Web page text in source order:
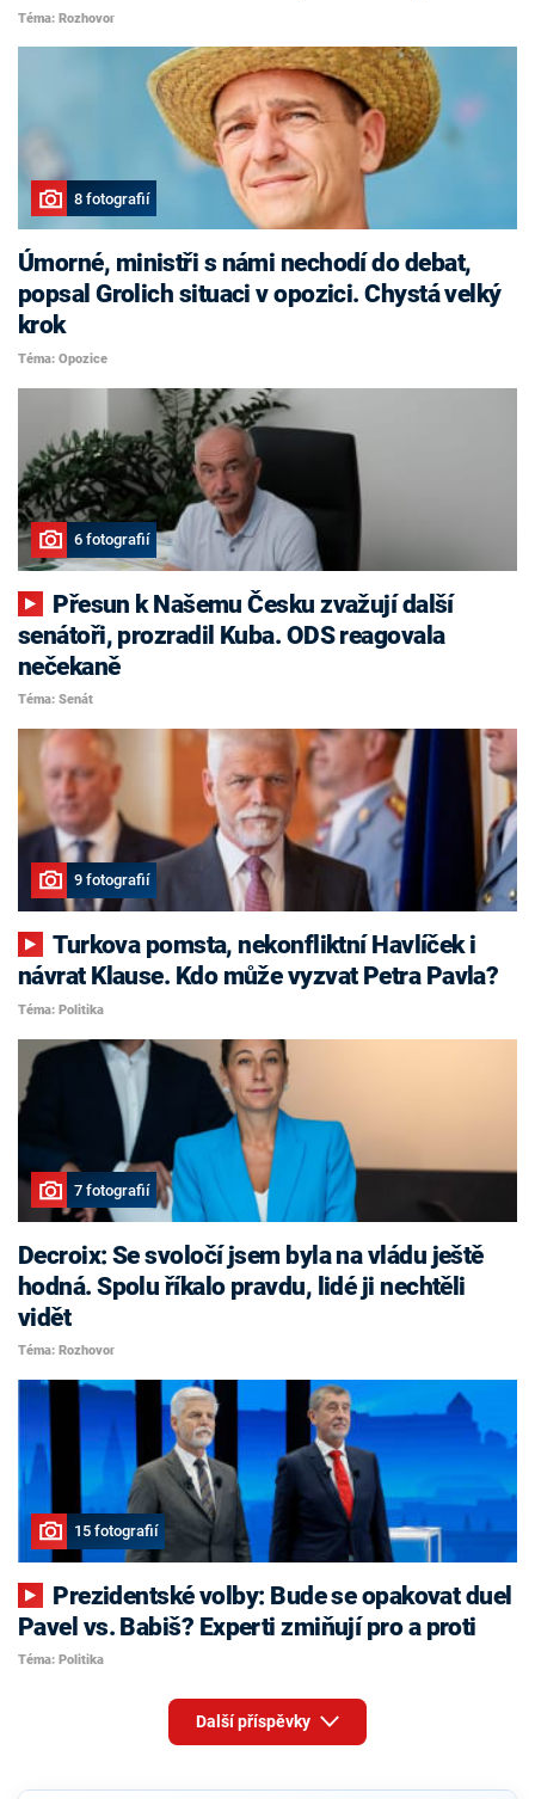
Téma: Rozhovor
8 fotografií
Úmorné, ministři s námi nechodí do debat,
popsal Grolich situaci v opozici. Chystá velký
krok
Téma: Opozice
6 fotografií
senátoři, prozradil Kuba. ODS reagovala
nečekaně
Téma: Senát
9 fotografií
Turkova pomsta, nekonfliktní Havlíček i
návrat Klause. Kdo může vyzvat Petra Pavla?
Téma: Politika
7 fotografií
Decroix: Se svoločí jsem byla na vládu ještě
hodná. Spolu říkalo pravdu, lidé ji nechtěli
vidět
Téma: Rozhovor
15 fotografií
Pavel vs. Babiš? Experti zmiňují pro a proti
Téma: Politika
Další příspěvky